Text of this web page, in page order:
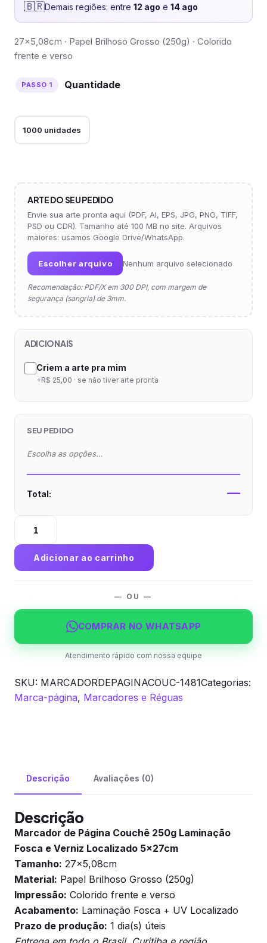
🇧🇷Demais regiões: entre 12 ago e 14 ago
27×5,08cm · Papel Brilhoso Grosso (250g) · Colorido
frente e verso
Quantidade
1000 unidades
ARTE DO SEU PEDIDO
Envie sua arte pronta aqui (PDF, AI, EPS, JPG, PNG, TIFF,
PSD ou CDR). Tamanho até 100 MB no site. Arquivos
maiores: usamos Google Drive/WhatsApp.
Escolher arquivo Nenhum arquivo selecionado
Recomendação: PDF/X em 300 DPI, com margem de
segurança (sangria) de 3mm.
ADICIONAIS
Criem a arte pra mim
+R$ 25,00 · se não tiver arte pronta
SEU PEDIDO
Escolha as opções…
Total: —
Marcador
Página
Couchê
250g
Fosca
Verniz
Adicionar ao carrinho
— OU —
COMPRAR NO WHATSAPP
Atendimento rápido com nossa equipe
SKU: MARCADORDEPAGINACOUC-1481Categorias:
Marca-página, Marcadores e Réguas
Descrição Avaliações (0)
Descrição
Marcador de Página Couchê 250g Laminação
Fosca e Verniz Localizado 5x27cm
Tamanho: 27×5,08cm
Material: Papel Brilhoso Grosso (250g)
Impressão: Colorido frente e verso
Acabamento: Laminação Fosca + UV Localizado
Prazo de produção: 1 dia(s) úteis